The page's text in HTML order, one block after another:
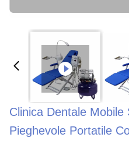
Clinica Dentale Mobile
Pieghevole Portatile